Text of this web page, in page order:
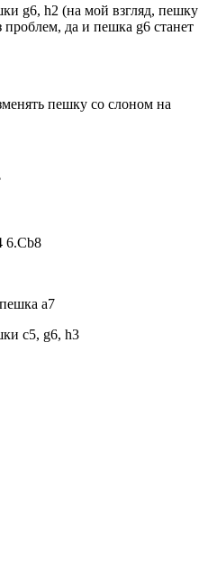
g6, h2 (на мой взгляд, пешку
проблем, да и пешка g6 станет
пешку со слоном на
6.Сb8
а7
c5, g6, h3